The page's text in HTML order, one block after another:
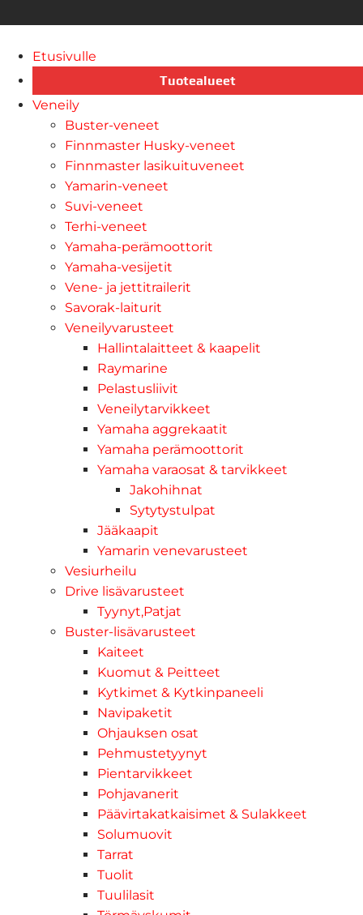
Etusivulle
Tuotealueet
Veneily
Buster-veneet
Finnmaster Husky-veneet
Finnmaster lasikuituveneet
Yamarin-veneet
Suvi-veneet
Terhi-veneet
Yamaha-perämoottorit
Yamaha-vesijetit
Vene- ja jettitrailerit
Savorak-laiturit
Veneilyvarusteet
Hallintalaitteet & kaapelit
Raymarine
Pelastusliivit
Veneilytarvikkeet
Yamaha aggrekaatit
Yamaha perämoottorit
Yamaha varaosat & tarvikkeet
Jakohihnat
Sytytystulpat
Jääkaapit
Yamarin venevarusteet
Vesiurheilu
Drive lisävarusteet
Tyynyt,Patjat
Buster-lisävarusteet
Kaiteet
Kuomut & Peitteet
Kytkimet & Kytkinpaneeli
Navipaketit
Ohjauksen osat
Pehmustetyynyt
Pientarvikkeet
Pohjavanerit
Päävirtakatkaisimet & Sulakkeet
Solumuovit
Tarrat
Tuolit
Tuulilasit